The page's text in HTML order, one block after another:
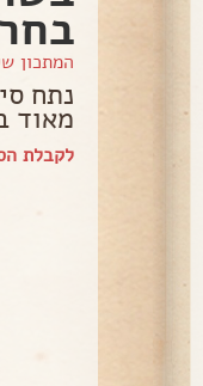
המתכון
נתח
מאוד
לקבלת